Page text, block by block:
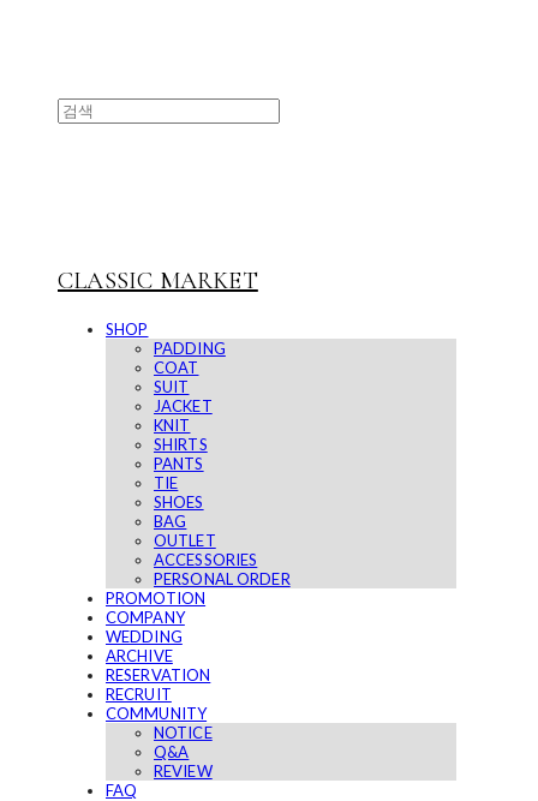
CLASSIC MARKET
SHOP
PADDING
COAT
SUIT
JACKET
KNIT
SHIRTS
PANTS
TIE
SHOES
BAG
OUTLET
ACCESSORIES
PERSONAL ORDER
PROMOTION
COMPANY
WEDDING
ARCHIVE
RESERVATION
RECRUIT
COMMUNITY
NOTICE
Q&A
REVIEW
FAQ